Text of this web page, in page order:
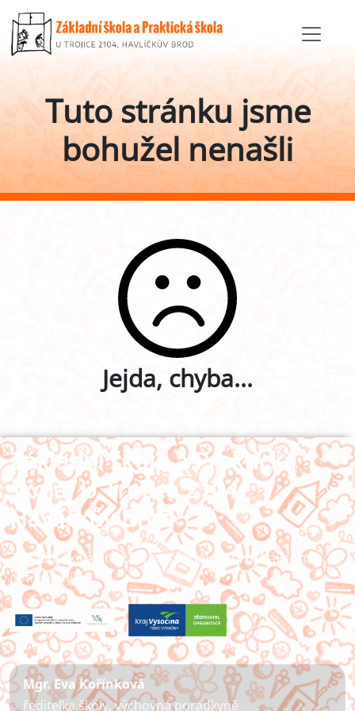
Tuto stránku jsme
bohužel nenašli
Jejda, chyba...
Základní škola a Praktická
škola, U Trojice 2104,
Havlíčkův Brod
Základní škola pro žáky se speciálními vzdělávacími
potřebami
Mgr. Eva Kořínková
ředitelka školy, výchovná poradkyně